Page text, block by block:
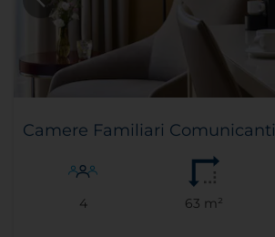
Camere Familiari Comunicanti
4 63 m²